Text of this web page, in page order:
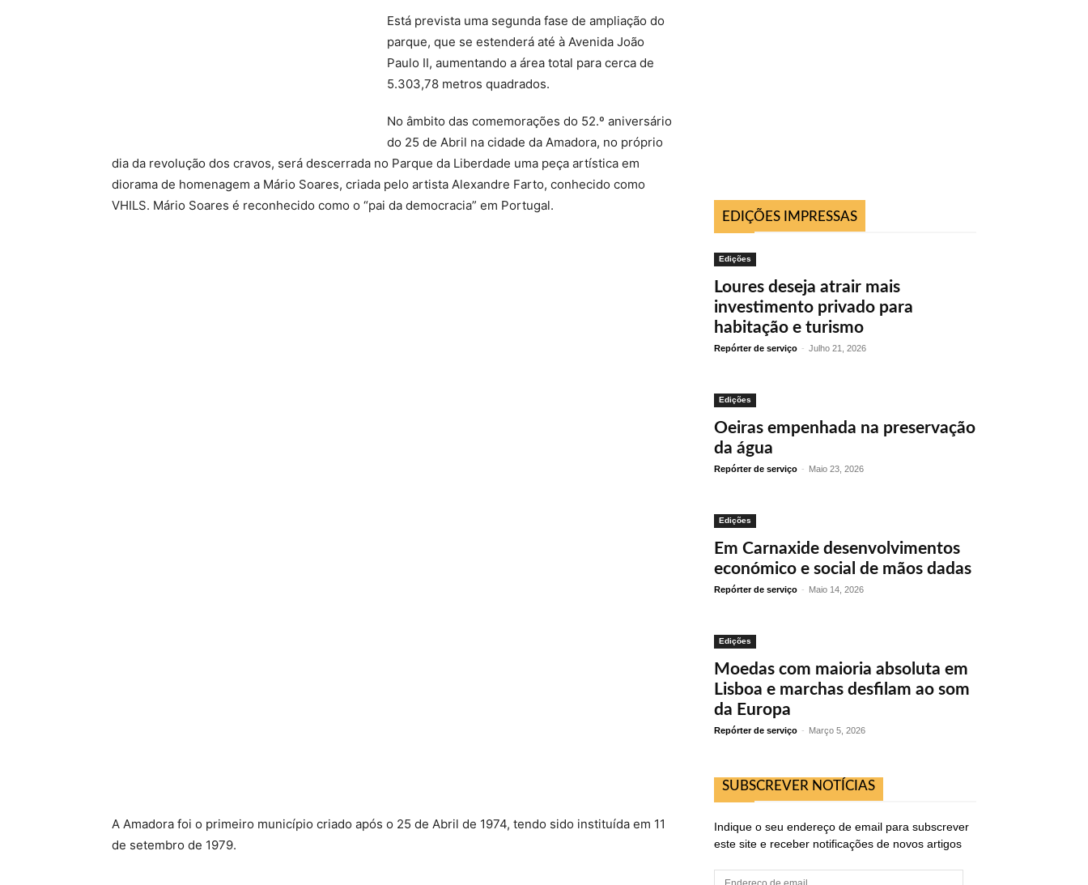
Está prevista uma segunda fase de ampliação do
parque, que se estenderá até à Avenida João
Paulo II, aumentando a área total para cerca de
5.303,78 metros quadrados.
No âmbito das comemorações do 52.º aniversário
do 25 de Abril na cidade da Amadora, no próprio
dia da revolução dos cravos, será descerrada no Parque da Liberdade uma peça artística em
diorama de homenagem a Mário Soares, criada pelo artista Alexandre Farto, conhecido como
VHILS. Mário Soares é reconhecido como o “pai da democracia” em Portugal.
A Amadora foi o primeiro município criado após o 25 de Abril de 1974, tendo sido instituída em 11
de setembro de 1979.
EDIÇÕES IMPRESSAS
Edições
Loures deseja atrair mais
investimento privado para
habitação e turismo
Repórter de serviço - Julho 21, 2026
Edições
Oeiras empenhada na preservação
da água
Repórter de serviço - Maio 23, 2026
Edições
Em Carnaxide desenvolvimentos
económico e social de mãos dadas
Repórter de serviço - Maio 14, 2026
Edições
Moedas com maioria absoluta em
Lisboa e marchas desfilam ao som
da Europa
Repórter de serviço - Março 5, 2026
SUBSCREVER NOTÍCIAS
Indique o seu endereço de email para subscrever
este site e receber notificações de novos artigos
Endereço